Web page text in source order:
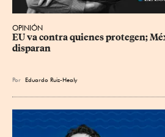
OPINIÓN
EU va contra quienes protegen;
disparan
Por Eduardo Ruiz-Healy